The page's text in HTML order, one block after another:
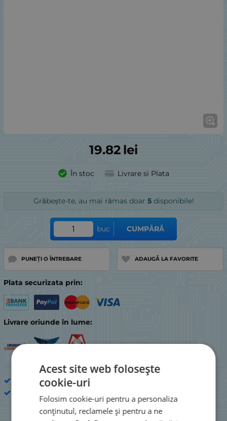
19.82 lei
În stoc Livrare si Plata
Grăbește-te, au mai rămas doar 5disponibile!
buc CUMPĂRĂ
PUNEȚI O ÎNTREBARE ADAUGĂ LA FAVORITE
Plata securizata prin:
Livrare oriunde în lume:
șuruburi
Acest site web folosește
cookie-uri
Folosim cookie-uri pentru a personaliza
conținutul, reclamele și pentru a ne